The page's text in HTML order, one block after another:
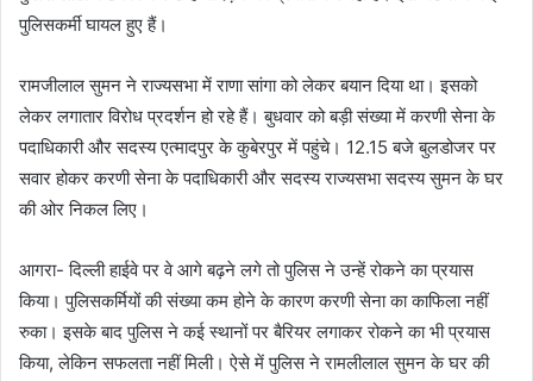
पुलिसकर्मी घायल हुए हैं।
रामजीलाल सुमन ने राज्यसभा में राणा सांगा को लेकर बयान दिया था। इसको
लेकर लगातार विरोध प्रदर्शन हो रहे हैं। बुधवार को बड़ी संख्या में करणी सेना के
पदाधिकारी और सदस्य एत्मादपुर के कुबेरपुर में पहुंचे। 12.15 बजे बुलडोजर पर
सवार होकर करणी सेना के पदाधिकारी और सदस्य राज्यसभा सदस्य सुमन के घर
की ओर निकल लिए।
आगरा- दिल्ली हाईवे पर वे आगे बढ़ने लगे तो पुलिस ने उन्हें रोकने का प्रयास
किया। पुलिसकर्मियों की संख्या कम होने के कारण करणी सेना का काफिला नहीं
रुका। इसके बाद पुलिस ने कई स्थानों पर बैरियर लगाकर रोकने का भी प्रयास
किया, लेकिन सफलता नहीं मिली। ऐसे में पुलिस ने रामलीलाल सुमन के घर की